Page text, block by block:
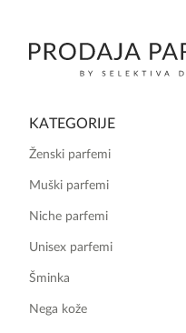
KATEGORIJE
Ženski parfemi
Muški parfemi
Niche parfemi
Unisex parfemi
Šminka
Nega kože